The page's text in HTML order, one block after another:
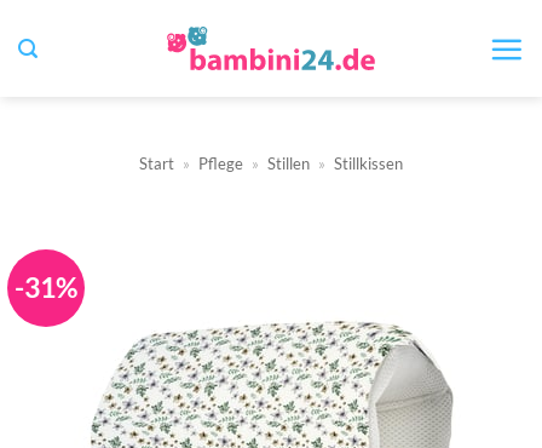
Inhalt
Start » Pflege » Stillen » Stillkissen
-31%